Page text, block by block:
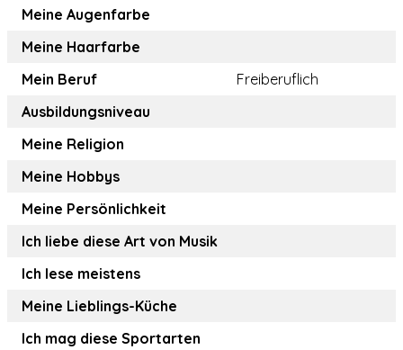
Meine Augenfarbe
Meine Haarfarbe
Mein Beruf
Freiberuflich
Ausbildungsniveau
Meine Religion
Meine Hobbys
Meine Persönlichkeit
Ich liebe diese Art von Musik
Ich lese meistens
Meine Lieblings-Küche
Ich mag diese Sportarten